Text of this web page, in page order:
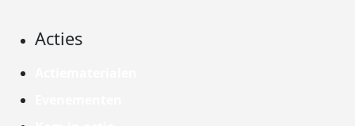
Acties